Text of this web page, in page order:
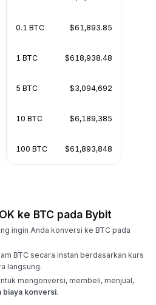
0.1 BTC $61,893.85
1 BTC $618,938.48
5 BTC $3,094,692
10 BTC $6,189,385
100 BTC $61,893,848
ke BTC pada Bybit
ingin Anda konversi ke BTC pada
BTC secara instan berdasarkan kurs
langsung.
mengonversi, membeli, menjual,
biaya konversi.